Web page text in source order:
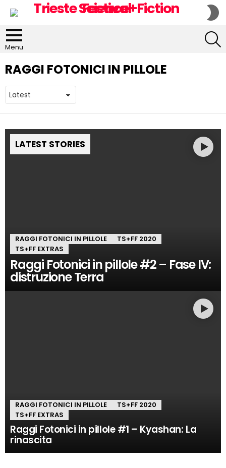
Menu
RAGGI FOTONICI IN PILLOLE
LATEST STORIES
RAGGI FOTONICI IN PILLOLE
TS+FF 2020
TS+FF EXTRAS
Raggi Fotonici in pillole #2 – Fase IV:
distruzione Terra
RAGGI FOTONICI IN PILLOLE
TS+FF 2020
TS+FF EXTRAS
Raggi Fotonici in pillole #1 – Kyashan: La
rinascita